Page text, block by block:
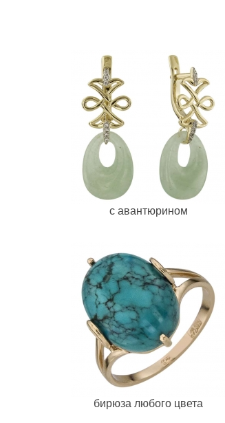
с авантюрином
бирюза любого цвета